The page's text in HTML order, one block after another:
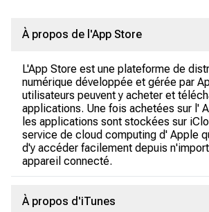
À propos de l'App Store
L'App Store est une plateforme de
numérique développée et gérée par
utilisateurs peuvent y acheter et
applications. Une fois achetées sur l'
les applications sont stockées sur
service de cloud computing d' Apple
d'y accéder facilement depuis
appareil connecté.
À propos d'iTunes